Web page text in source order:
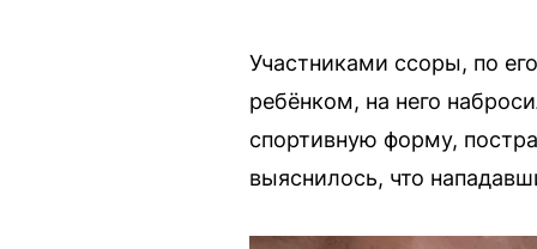
Участниками ссоры, по
ребёнком, на него
спортивную форму,
выяснилось, что